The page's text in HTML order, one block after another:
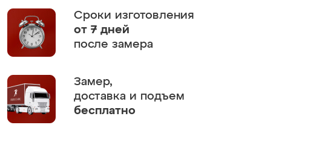
Сроки изготовления
от 7 дней
после замера
Замер,
доставка и подъем
бесплатно